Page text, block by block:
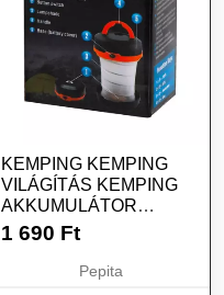
KEMPING KEMPING
VILÁGÍTÁS KEMPING
AKKUMULÁTOR
FÁKLYA 2IN1 3
1 690 Ft
Pepita